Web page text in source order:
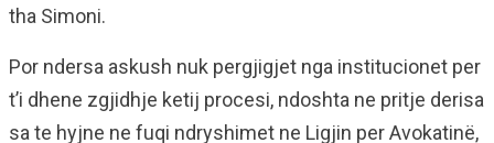
tha Simoni.
Por ndersa askush nuk pergjigjet nga institucionet per
t’i dhene zgjidhje ketij procesi, ndoshta ne pritje derisa
sa te hyjne ne fuqi ndryshimet ne Ligjin per Avokatinë,